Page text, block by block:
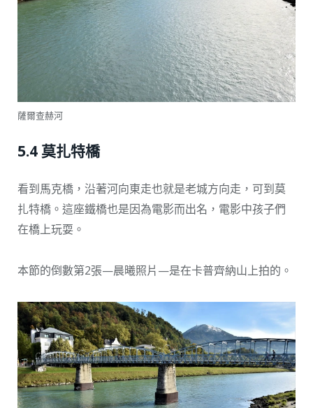
薩爾查赫河
5.4 莫扎特橋
看到馬克橋，沿著河向東走也就是老城方向走，可到莫
扎特橋。這座鐵橋也是因為電影而出名，電影中孩子們
在橋上玩耍。
本節的倒數第2張—晨曦照片—是在卡普齊納山上拍的。